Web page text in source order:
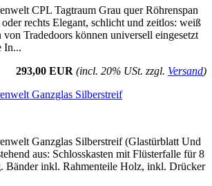
CPL Tagtraum Grau quer Röhrenspan
rechts Elegant, schlicht und zeitlos: weiß
Tradedoors können universell eingesetzt
In...
293,00 EUR (incl. 20% USt. zzgl. Versand)
Ganzglas Silberstreif
Ganzglas Silberstreif (Glastürblatt Und
aus: Schlosskasten mit Flüsterfalle für 8
Bänder inkl. Rahmenteile Holz, inkl. Drücker